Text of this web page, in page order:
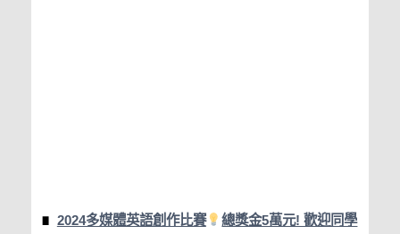
2024多媒體英語創作比賽
總獎金5萬元! 歡迎同學